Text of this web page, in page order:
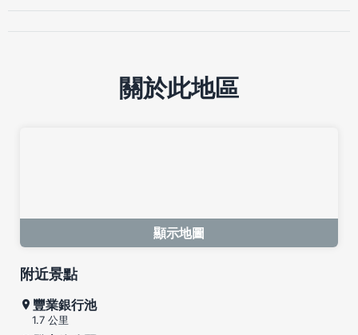
關於此地區
顯示地圖
附近景點
豐業銀行池
1.7 公里